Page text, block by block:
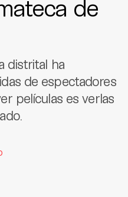
de
distrital ha
de espectadores
películas es verlas